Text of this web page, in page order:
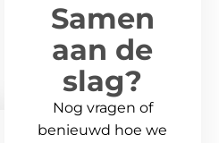
Samen
aan de
slag?
Nog vragen of
benieuwd hoe we